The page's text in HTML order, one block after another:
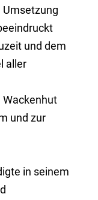
Umsetzung
und dem
aller
und zur
in seinem